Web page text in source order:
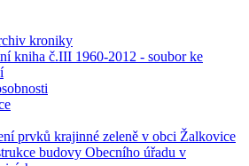
kroniky
kniha č.III 1960-2012 - soubor ke
prvků krajinné zeleně v obci Žalkovice
budovy Obecního úřadu v